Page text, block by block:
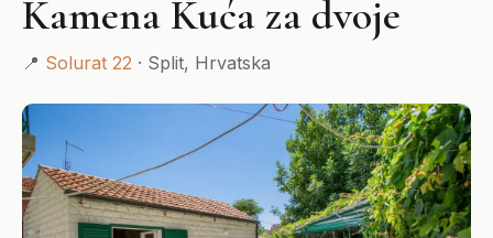
Kamena Kuća za dvoje
📍 Solurat 22 · Split, Hrvatska